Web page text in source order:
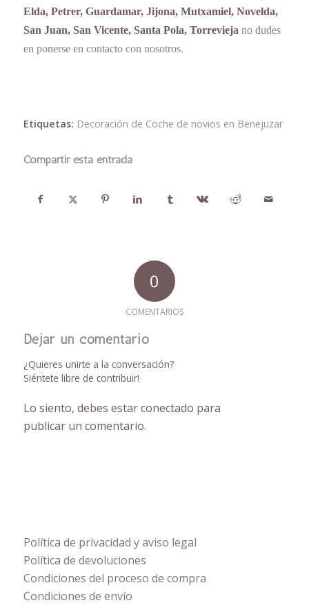
Elda, Petrer, Guardamar, Jijona, Mutxamiel, Novelda,
San Juan, San Vicente, Santa Pola, Torrevieja no dudes
en ponerse en contacto con nosotros.
Etiquetas: Decoración de Coche de novios en Benejuzar
Compartir esta entrada
0
COMENTARIOS
Dejar un comentario
¿Quieres unirte a la conversación?
Siéntete libre de contribuir!
Lo siento, debes estarconectado para
publicar un comentario.
Política de privacidad y aviso legal
Política de devoluciones
Condiciones del proceso de compra
Condiciones de envío